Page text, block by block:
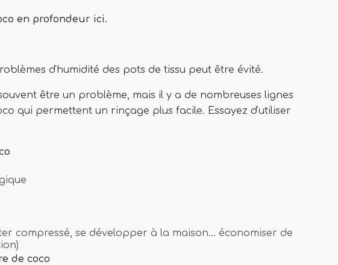
en profondeur ici.
d'humidité des pots de tissu peut être évité.
être un problème, mais il y a de nombreuses lignes
qui permettent un rinçage plus facile. Essayez d'utiliser
compressé, se développer à la maison… économiser de
de coco